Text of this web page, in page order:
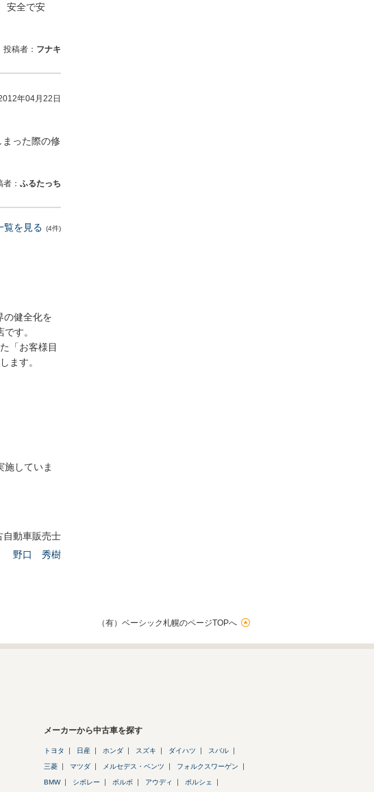
安全で安
投稿者： フナキ
年04月22日
った際の修
者： ふるたっち
覧を見る (4件)
の健全化を
す。
「お客様目
ます。
施していま
自動車販売士
野口 秀樹
（有）ベーシック札幌のページTOPへ
メーカーから中古車を探す
トヨタ 日産 ホンダ スズキ ダイハツ スバル
三菱 マツダ メルセデス・ベンツ フォルクスワーゲン
BMW シボレー ボルボ アウディ ポルシェ